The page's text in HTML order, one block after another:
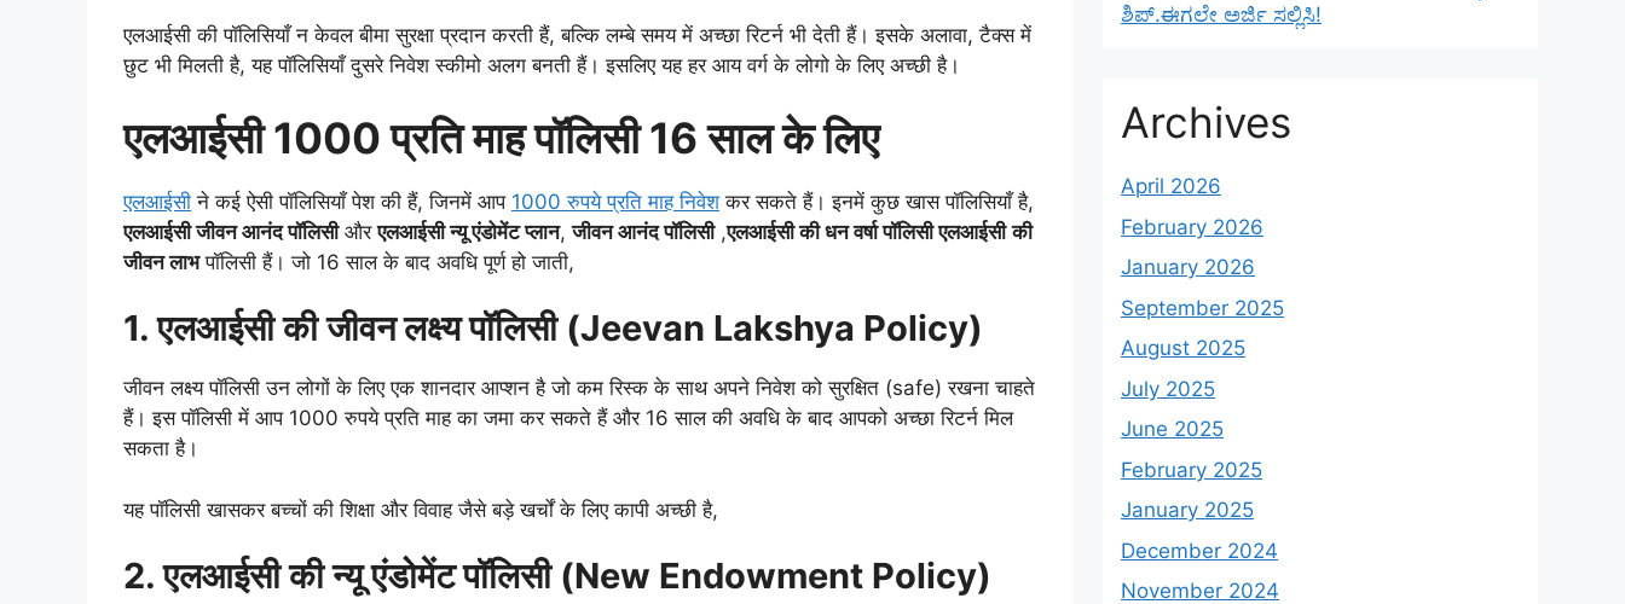
एलआईसी की पॉलिसियाँ न केवल बीमा सुरक्षा प्रदान करती हैं, बल्कि लम्बे समय में अच्छा रिटर्न भी देती हैं। इसके अलावा, टैक्स में
छुट भी मिलती है, यह पॉलिसियाँ दुसरे निवेश स्कीमो अलग बनती हैं। इसलिए यह हर आय वर्ग के लोगो के लिए अच्छी है।
एलआईसी 1000 प्रति माह पॉलिसी 16 साल के लिए
एलआईसी ने कई ऐसी पॉलिसियाँ पेश की हैं, जिनमें आप 1000 रुपये प्रति माह निवेशकर सकते हैं। इनमें कुछ खास पॉलिसियाँ है,
एलआईसी जीवन आनंद पॉलिसीऔरएलआईसी न्यू एंडोमेंट प्लान,जीवन आनंद पॉलिसी,एलआईसी की धन वर्षा पॉलिसी एलआईसी की
जीवन लाभपॉलिसी हैं। जो 16 साल के बाद अवधि पूर्ण हो जाती,
1. एलआईसी की जीवन लक्ष्य पॉलिसी (Jeevan Lakshya Policy)
जीवन लक्ष्य पॉलिसी उन लोगों के लिए एक शानदार आप्शन है जो कम रिस्क के साथ अपने निवेश को सुरक्षित (safe) रखना चाहते
हैं। इस पॉलिसी में आप 1000 रुपये प्रति माह का जमा कर सकते हैं और 16 साल की अवधि के बाद आपको अच्छा रिटर्न मिल
सकता है।
यह पॉलिसी खासकर बच्चों की शिक्षा और विवाह जैसे बड़े खर्चों के लिए कापी अच्छी है,
2. एलआईसी की न्यू एंडोमेंट पॉलिसी (New Endowment Policy)
ಶಿಪ್.ಈಗಲೇ ಅರ್ಜಿ ಸಲ್ಲಿಸಿ!
Archives
April 2026
February 2026
January 2026
September 2025
August 2025
July 2025
June 2025
February 2025
January 2025
December 2024
November 2024